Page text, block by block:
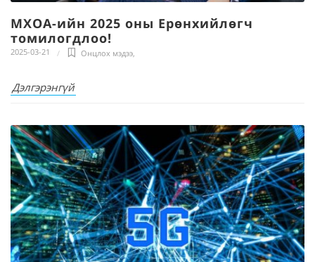
МХОА-ийн 2025 оны Ерөнхийлөгч
томилогдлоо!
2025-03-21 Онцлох мэдээ,
Дэлгэрэнгүй